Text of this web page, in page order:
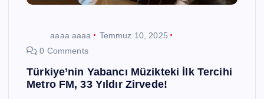
aaaa aaaa
Temmuz 10, 2025
0 Comments
Türkiye’nin Yabancı Müzikteki İlk Tercihi
Metro FM, 33 Yıldır Zirvede!